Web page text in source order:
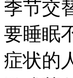
季节交
要睡眠
症状的